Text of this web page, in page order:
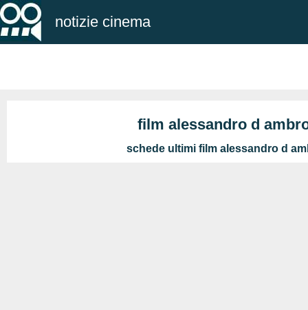
notizie cinema
film alessandro d
schede ultimi film alessandro d